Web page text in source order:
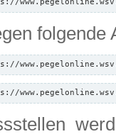
folgende